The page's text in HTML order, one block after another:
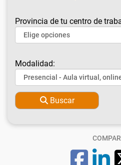
Provincia de tu centro de
Modalidad:
Buscar